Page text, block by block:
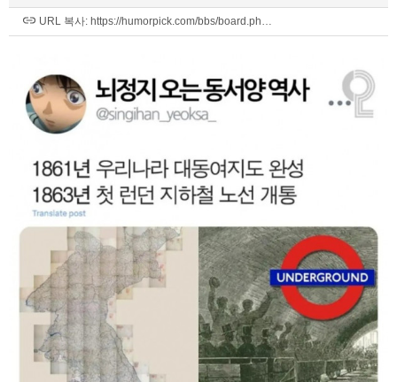
URL 복사: https://humorpick.com/bbs/board.ph…